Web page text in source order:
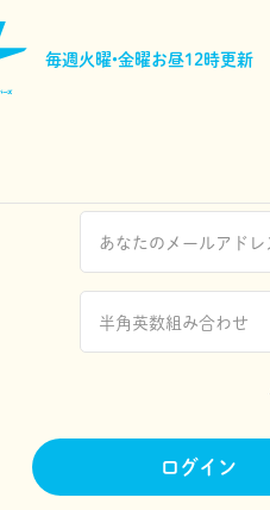
毎週火曜•金曜お昼12時更新
ログイン